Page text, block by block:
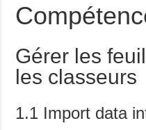
Gérer les
les classeurs
1.1 Import data